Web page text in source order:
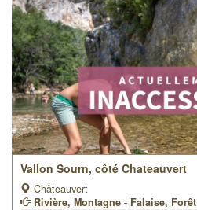
Vallon Sourn, côté Chateauvert
Châteauvert
Rivière, Montagne - Falaise, Forêt